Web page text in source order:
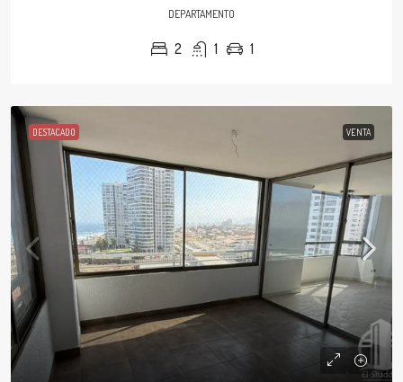
DEPARTAMENTO
2 1 1
DESTACADO VENTA